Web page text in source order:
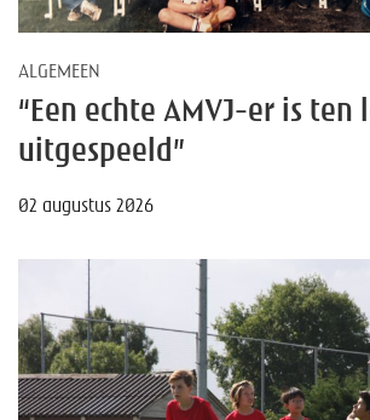
ALGEMEEN
“Een echte AMVJ-er is ten
uitgespeeld”
02 augustus 2026